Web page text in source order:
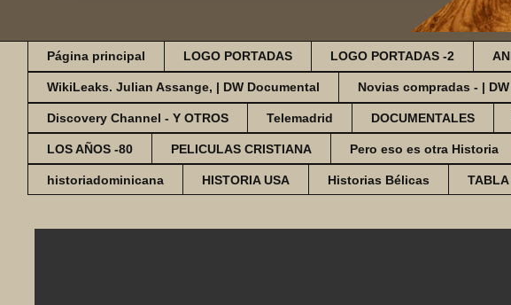
Página principal LOGO PORTADAS LOGO PORTADAS -2
WikiLeaks. Julian Assange, | DW Documental Novias compradas - |
Discovery Channel - Y OTROS Telemadrid DOCUMENTALES
LOS AÑOS -80 PELICULAS CRISTIANA Pero eso es otra Historia
historiadominicana HISTORIA USA Historias Bélicas